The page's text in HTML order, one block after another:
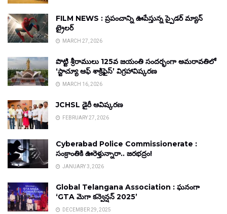
FILM NEWS : ప్రపంచాన్ని ఊపేస్తున్న స్పైడర్ మ్యాన్
ట్రైలర్
MARCH 27, 2026
పొట్టి శ్రీరాములు 125వ జయంతి సందర్భంగా అమరావతిలో
‘స్టాచ్యూ ఆఫ్ శాక్రిఫైస్’ విగ్రహావిష్కరణ
MARCH 16, 2026
JCHSL డైరీ ఆవిష్కరణ
FEBRUARY 27, 2026
Cyberabad Police Commissionerate :
సంక్రాంతికి ఊరెళ్తున్నారా.. జరభద్రం!
JANUARY 3, 2026
Global Telangana Association : ఘనంగా
‘GTA మెగా కన్వెన్షన్ 2025’
DECEMBER 29, 2025